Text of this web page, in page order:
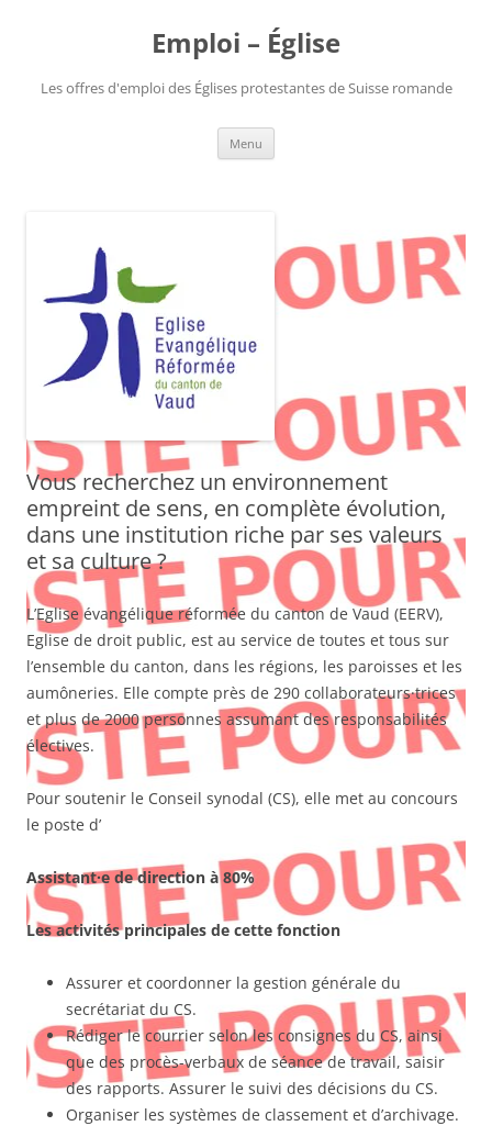
Emploi – Église
Les offres d'emploi des Églises protestantes de Suisse romande
Menu
Vous recherchez un environnement
empreint de sens, en complète évolution,
dans une institution riche par ses valeurs
et sa culture ?
L’Eglise évangélique réformée du canton de Vaud (EERV),
Eglise de droit public, est au service de toutes et tous sur
l’ensemble du canton, dans les régions, les paroisses et les
aumôneries. Elle compte près de 290 collaborateurs·trices
et plus de 2000 personnes assumant des responsabilités
électives.
Pour soutenir le Conseil synodal (CS), elle met au concours
le poste d’
Assistant·e de direction à 80%
Les activités principales de cette fonction
Assurer et coordonner la gestion générale du
secrétariat du CS.
Rédiger le courrier selon les consignes du CS, ainsi
que des procès-verbaux de séance de travail, saisir
des rapports. Assurer le suivi des décisions du CS.
Organiser les systèmes de classement et d’archivage.